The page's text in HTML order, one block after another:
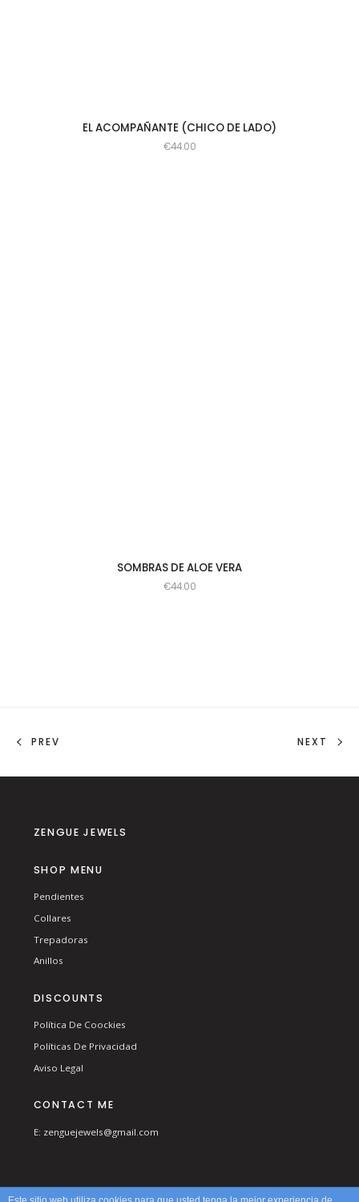
EL ACOMPAÑANTE (CHICO DE LADO)
€44.00
SOMBRAS DE ALOE VERA
€44.00
PREV NEXT
ZENGUE JEWELS
SHOP MENU
Pendientes
Collares
Trepadoras
Anillos
DISCOUNTS
Política De Coockies
Políticas De Privacidad
Aviso Legal
CONTACT ME
E: zenguejewels@gmail.com